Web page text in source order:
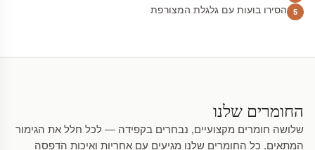
5 הסירו בועות עם גלגלת המצורפת
החומרים שלנו
שלושה חומרים מקצועיים, נבחרים בקפידה — לכל חלל את הגימור
המתאים. כל החומרים שלנו מגיעים עם אחריות ואיכות הדפסה